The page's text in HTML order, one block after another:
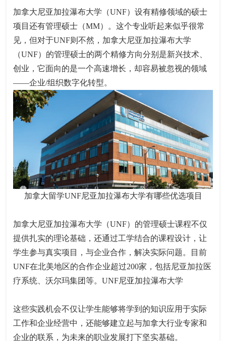
加拿大尼亚加拉瀑布大学（UNF）设有精修领域的硕士
项目还有管理硕士（MM）。这个专业听起来似乎很常
见，但对于UNF则不然，加拿大尼亚加拉瀑布大学
（UNF）的管理硕士的两个精修方向分别是新兴技术、
创业，它面向的是一个高速增长，却容易被忽视的领域
——企业/组织数字化转型。
加拿大留学UNF尼亚加拉瀑布大学有哪些优选项目
加拿大尼亚加拉瀑布大学（UNF）的管理硕士课程不仅
提供扎实的理论基础，还通过工学结合的课程设计，让
学生参与真实项目，与企业合作，解决实际问题。目前
UNF在北美地区的合作企业超过200家，包括尼亚加拉医
疗系统、沃尔玛集团等。UNF尼亚加拉瀑布大学
这些实践机会不仅让学生能够将学到的知识应用于实际
工作和企业经营中，还能够建立起与加拿大行业专家和
企业的联系，为未来的职业发展打下坚实基础。